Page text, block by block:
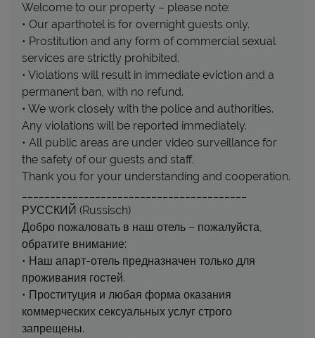
Welcome to our property – please note:
• Our aparthotel is for overnight guests only.
• Prostitution and any form of commercial sexual
services are strictly prohibited.
• Violations will result in immediate eviction and a
permanent ban, with no refund.
• We work closely with the police and authorities.
Any violations will be reported immediately.
• All public areas are under video surveillance for
the safety of our guests and staff.
Thank you for your understanding and cooperation.
РУССКИЙ (Russisch)
Добро пожаловать в наш отель – пожалуйста,
обратите внимание:
• Наш апарт-отель предназначен только для
проживания гостей.
• Проституция и любая форма оказания
коммерческих сексуальных услуг строго
запрещены.